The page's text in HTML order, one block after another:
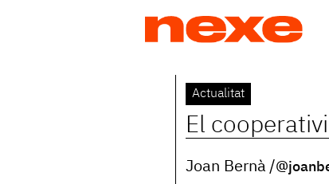
Back
to
top
Actualitat
El
Joan Bernà